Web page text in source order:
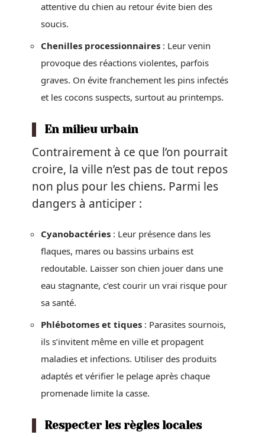
attentive du chien au retour évite bien des
soucis.
Chenilles processionnaires : Leur venin
provoque des réactions violentes, parfois
graves. On évite franchement les pins infectés
et les cocons suspects, surtout au printemps.
En milieu urbain
Contrairement à ce que l’on pourrait
croire, la ville n’est pas de tout repos
non plus pour les chiens. Parmi les
dangers à anticiper :
Cyanobactéries : Leur présence dans les
flaques, mares ou bassins urbains est
redoutable. Laisser son chien jouer dans une
eau stagnante, c’est courir un vrai risque pour
sa santé.
Phlébotomes et tiques : Parasites sournois,
ils s’invitent même en ville et propagent
maladies et infections. Utiliser des produits
adaptés et vérifier le pelage après chaque
promenade limite la casse.
Respecter les règles locales